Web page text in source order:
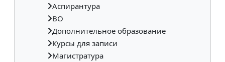
Аспирантура
ВО
Дополнительное образование
Курсы для записи
Магистратура